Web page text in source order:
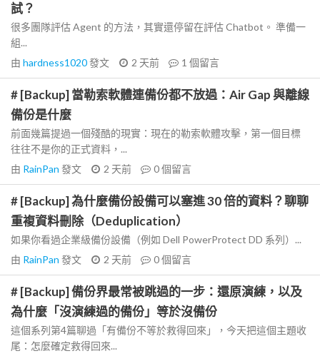
試？
很多團隊評估 Agent 的方法，其實還停留在評估 Chatbot。 準備一
組...
由 hardness1020發文 2 天前 1 個留言
# [Backup] 當勒索軟體連備份都不放過：Air Gap 與離線
備份是什麼
前面幾篇提過一個殘酷的現實：現在的勒索軟體攻擊，第一個目標
往往不是你的正式資料，...
由 RainPan 發文 2 天前 0個留言
# [Backup] 為什麼備份設備可以塞進 30 倍的資料？聊聊
重複資料刪除（Deduplication）
如果你看過企業級備份設備（例如 Dell PowerProtect DD 系列）...
由 RainPan 發文 2 天前 0個留言
# [Backup] 備份界最常被跳過的一步：還原演練，以及
為什麼「沒演練過的備份」等於沒備份
這個系列第4篇聊過「有備份不等於救得回來」，今天把這個主題收
尾：怎麼確定救得回來...